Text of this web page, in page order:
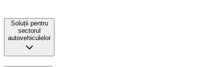
Soluții pentru
sectorul
autovehiculelor